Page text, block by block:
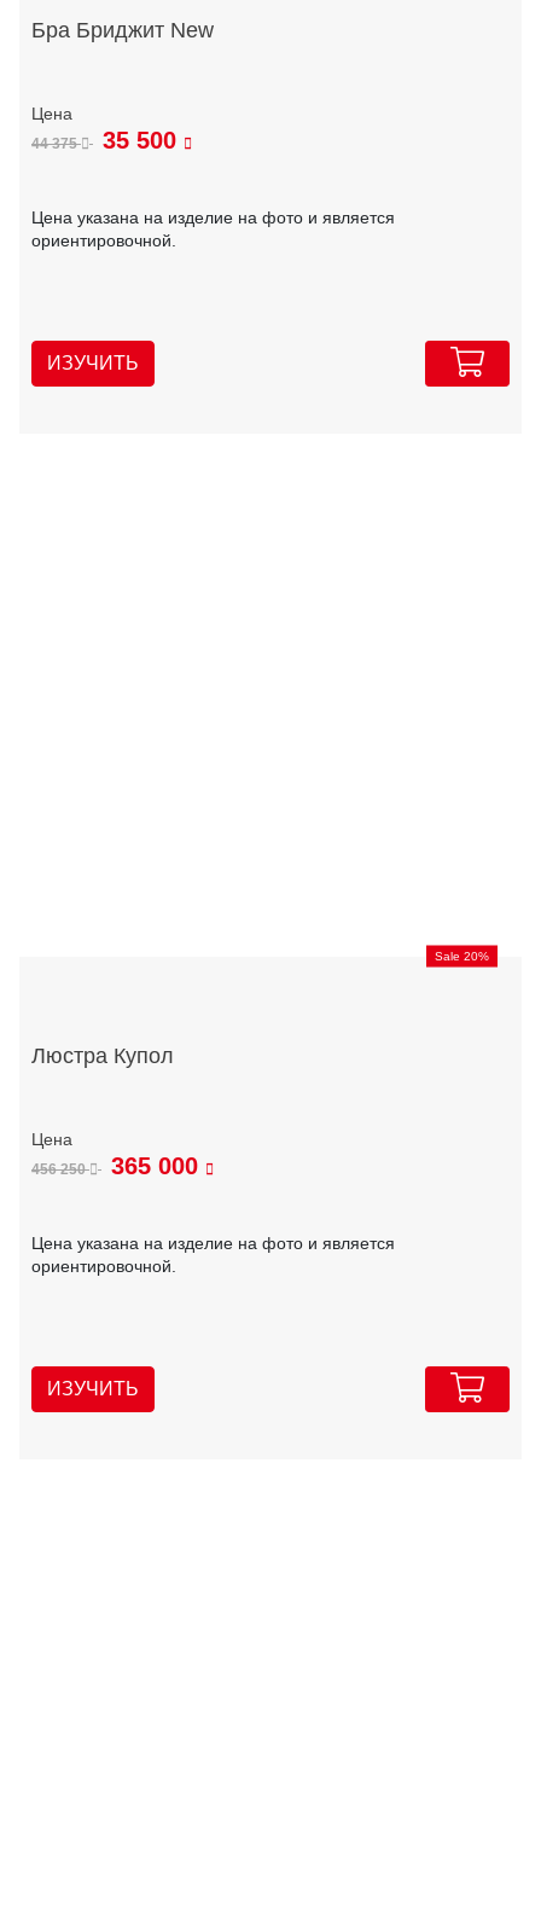
Бра Бриджит New
44 375 35 500
Цена указана на изделие на фото и является
ориентировочной.
ИЗУЧИТЬ
Sale 20%
Люстра Купол
456 250 365 000
Цена указана на изделие на фото и является
ориентировочной.
ИЗУЧИТЬ